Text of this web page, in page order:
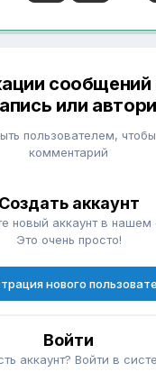
сообщений
или
пользователем, чтобы
комментарий
Создать аккаунт
новый аккаунт в
Это очень просто!
нового
Войти
аккаунт? Войти в